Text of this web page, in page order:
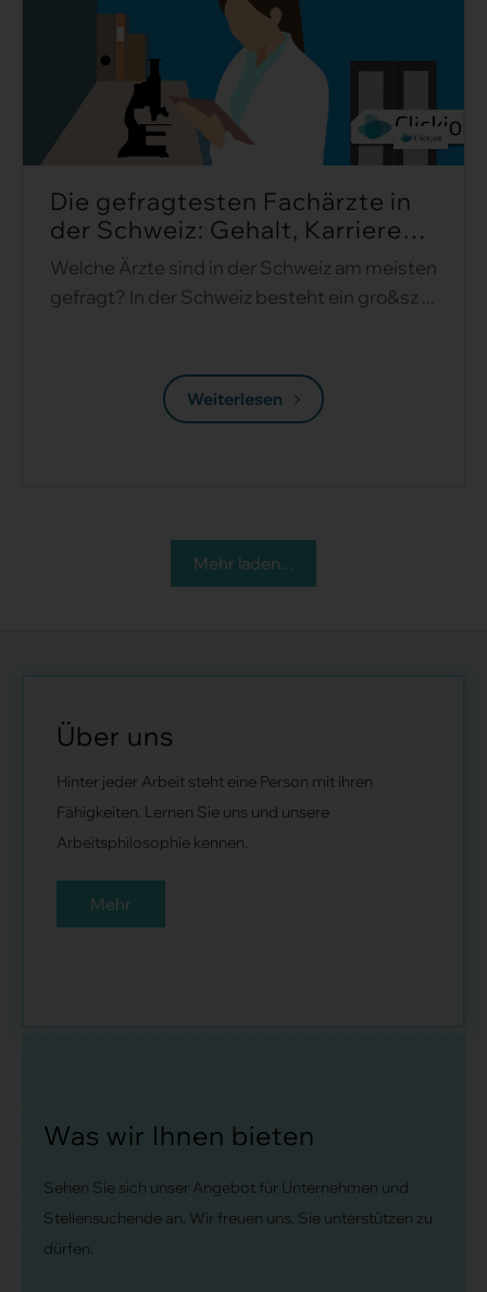
Die gefragtesten Fachärzte in
der Schweiz: Gehalt, Karriere
und Unterschiede ...
Welche Ärzte sind in der Schweiz am meisten
gefragt? In der Schweiz besteht ein gro&sz ...
Weiterlesen
Mehr laden...
Über uns
Hinter jeder Arbeit steht eine Person mit ihren
Fähigkeiten. Lernen Sie uns und unsere
Arbeitsphilosophie kennen.
Mehr
Was wir Ihnen bieten
Sehen Sie sich unser Angebot für Unternehmen und
Stellensuchende an. Wir freuen uns, Sie unterstützen zu
dürfen.